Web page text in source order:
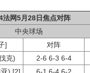
法网5月28日焦点对阵
中央球场
]
对阵
克)
2-6 6-3 6-4